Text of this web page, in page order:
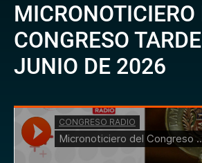
MICRONOTICIERO
CONGRESO
JUNIO DE 2026